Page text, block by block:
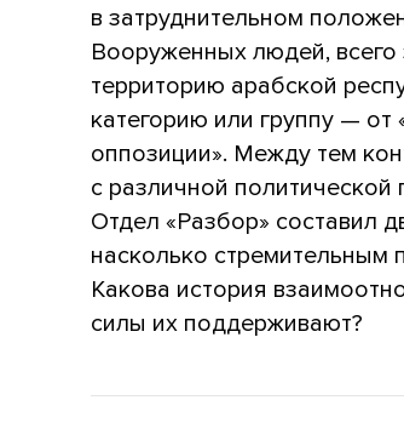
в затруднительном
Вооруженных людей,
территорию арабской
категорию или группу —
оппозиции». Между тем
с различной политической
Отдел «Разбор» составил
насколько стремительным
Какова история
силы их поддерживают?